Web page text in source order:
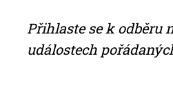
Při­hlas­te se k od­bě­ru
udá­los­tech